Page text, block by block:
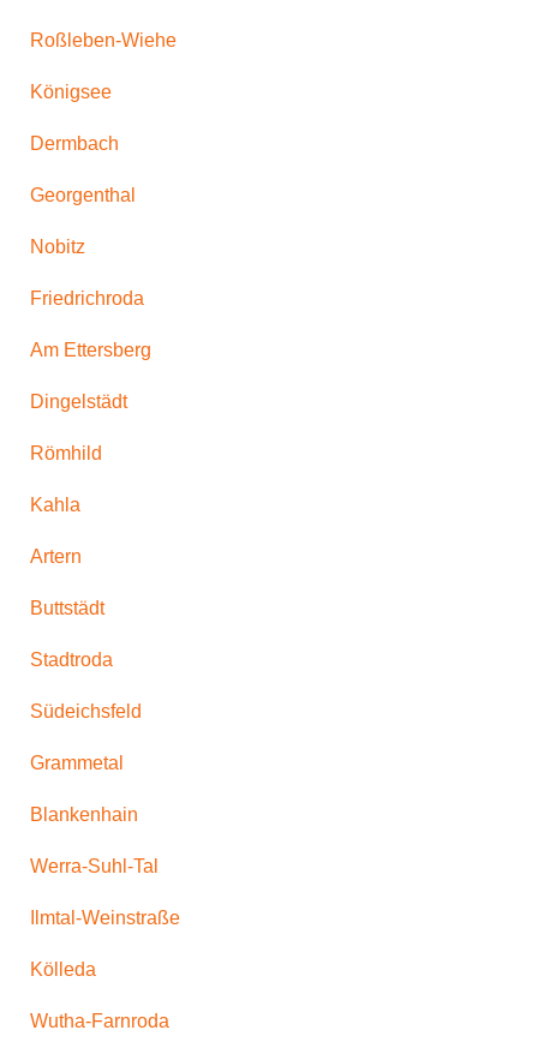
Roßleben-Wiehe
Königsee
Dermbach
Georgenthal
Nobitz
Friedrichroda
Am Ettersberg
Dingelstädt
Römhild
Kahla
Artern
Buttstädt
Stadtroda
Südeichsfeld
Grammetal
Blankenhain
Werra-Suhl-Tal
Ilmtal-Weinstraße
Kölleda
Wutha-Farnroda